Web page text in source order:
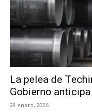
La pelea de
Gobierno anticipa
28 enero, 2026